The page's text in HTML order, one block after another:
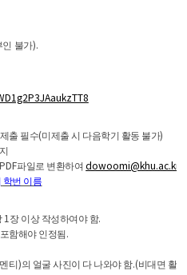
인 불가).
출 필수(미제출 시 다음학기 활동 불가)
PDF파일로 변환하여 dowoomi@khu.ac.kr
학번 이름
1장 이상 작성하여야 함.
함해야 인정됨.
멘티)의 얼굴 사진이 다 나와야 함.(비대면 활